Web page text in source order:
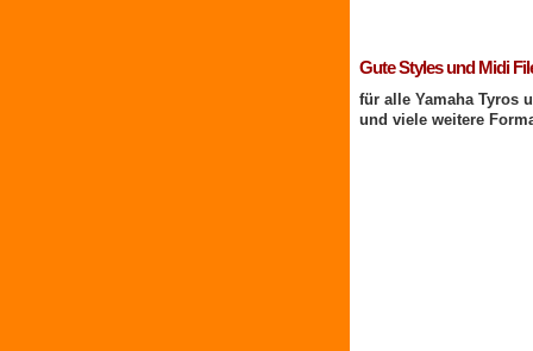
Gute Styles und Midi
für alle Yamaha Tyros
und viele weitere